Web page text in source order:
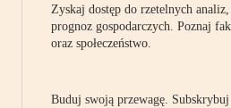
Zyskaj dostęp do rzetelnych
prognoz gospodarczych. Poznaj
oraz społeczeństwo.
Buduj swoją przewagę.